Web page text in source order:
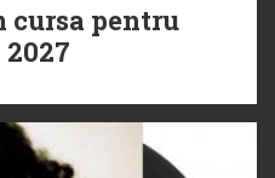
cursa pentru